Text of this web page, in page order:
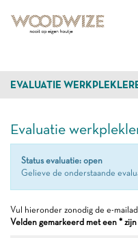
EVALUATIE
Evaluatie
Status evaluatie: open
Gelieve de onderstaande
Vul hieronder zonodig de e-
Velden gemarkeerd met een *